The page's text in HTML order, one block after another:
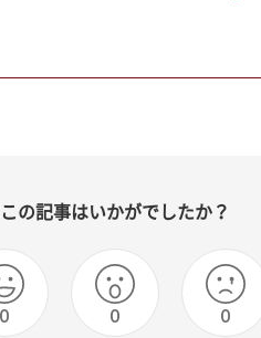
この記事はいかがでしたか？
0 0 0